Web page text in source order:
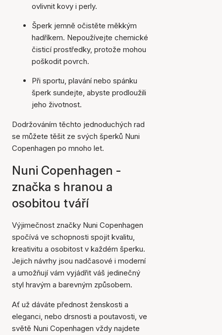
ovlivnit kovy i perly.
Šperk jemně očistěte měkkým
hadříkem. Nepoužívejte chemické
čisticí prostředky, protože mohou
poškodit povrch.
Při sportu, plavání nebo spánku
šperk sundejte, abyste prodloužili
jeho životnost.
Dodržováním těchto jednoduchých rad
se můžete těšit ze svých šperků Nuni
Copenhagen po mnoho let.
Nuni Copenhagen -
značka s hranou a
osobitou tváří
Výjimečnost značky Nuni Copenhagen
spočívá ve schopnosti spojit kvalitu,
kreativitu a osobitost v každém šperku.
Jejich návrhy jsou nadčasové i moderní
a umožňují vám vyjádřit váš jedinečný
styl hravým a barevným způsobem.
Ať už dáváte přednost ženskosti a
eleganci, nebo drsnosti a poutavosti, ve
světě Nuni Copenhagen vždy najdete